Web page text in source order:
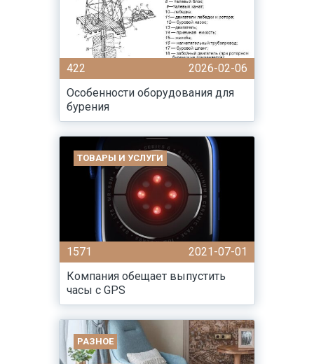
422
2026-02-06
Особенности оборудования для
бурения
ТОВАРЫ И УСЛУГИ
1571
2021-07-01
Компания обещает выпустить
часы с GPS
РАЗНОЕ